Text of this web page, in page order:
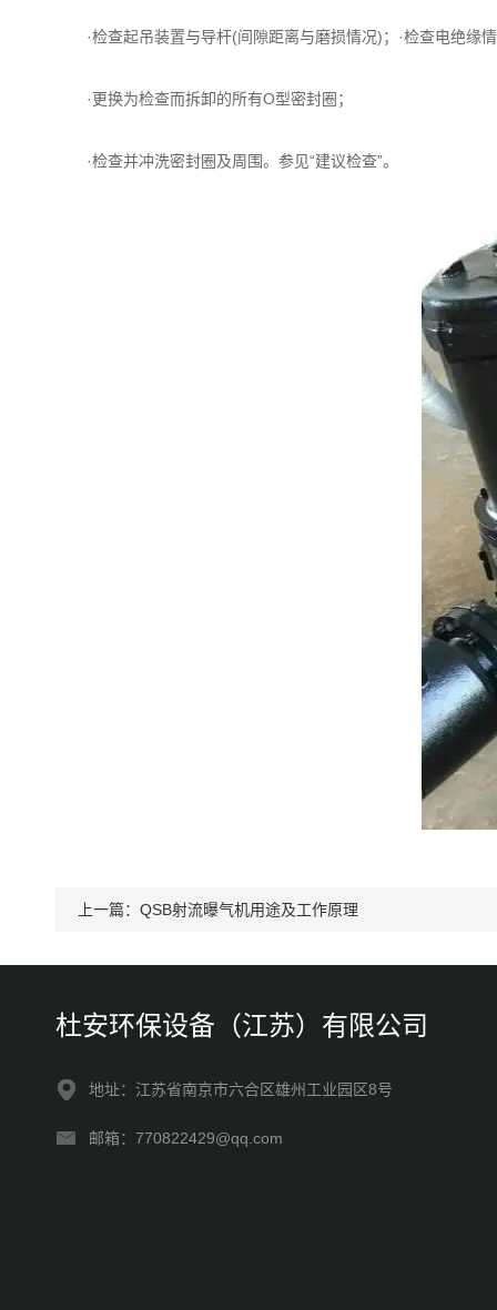
·检查起吊装置与导杆(间隙距离与磨损情况)；·检查电绝缘
·更换为检查而拆卸的所有O型密封圈；
·检查并冲洗密封圈及周围。参见“建议检查”。
上一篇： QSB射流曝气机用途及工作原理
杜安环保设备（江苏）有限公司
地址：江苏省南京市六合区雄州工业园区8号
邮箱：770822429@qq.com